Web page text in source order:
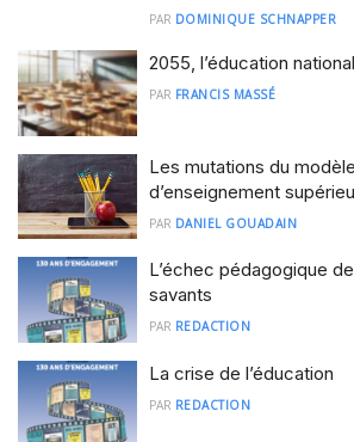
PAR DOMINIQUE SCHNAPPER
2055, l’éducation
PAR FRANCIS MASSÉ
Les mutations du
d’enseignement
PAR DANIEL GOUADAIN
L’échec pédagogique
savants
PAR REDACTION
La crise de l’éducation
PAR REDACTION